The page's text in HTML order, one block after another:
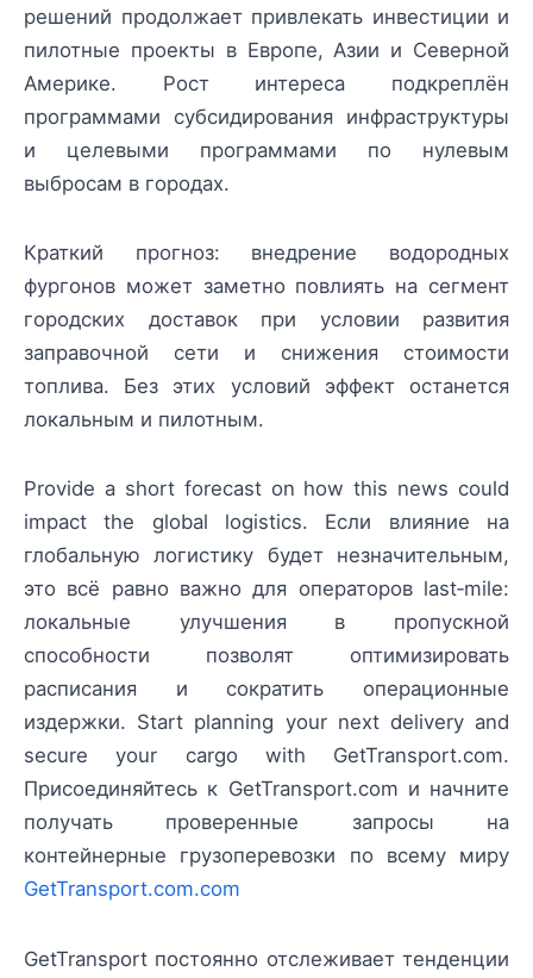
решений продолжает привлекать инвестиции и
пилотные проекты в Европе, Азии и Северной
Америке. Рост интереса подкреплён
программами субсидирования инфраструктуры
и целевыми программами по нулевым
выбросам в городах.
Краткий прогноз: внедрение водородных
фургонов может заметно повлиять на сегмент
городских доставок при условии развития
заправочной сети и снижения стоимости
топлива. Без этих условий эффект останется
локальным и пилотным.
Provide a short forecast on how this news could
impact the global logistics. Если влияние на
глобальную логистику будет незначительным,
это всё равно важно для операторов last‑mile:
локальные улучшения в пропускной
способности позволят оптимизировать
расписания и сократить операционные
издержки. Start planning your next delivery and
secure your cargo with GetTransport.com.
Присоединяйтесь к GetTransport.com и начните
получать проверенные запросы на
контейнерные грузоперевозки по всему миру
GetTransport.com.com
GetTransport постоянно отслеживает тенденции